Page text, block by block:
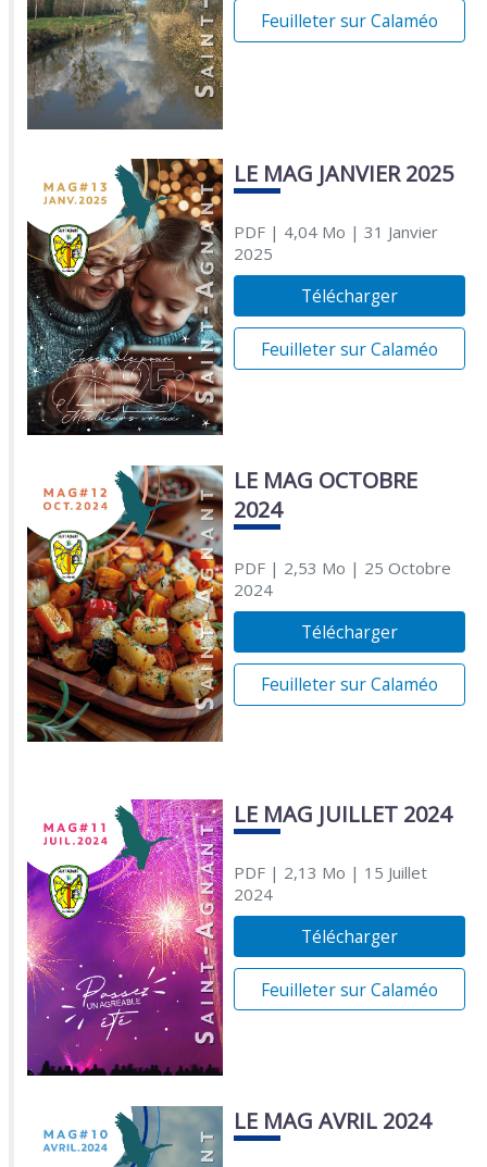
Feuilleter sur Calaméo
LE MAG JANVIER 2025
PDF| 4,04 Mo | 31 Janvier
2025
Télécharger
Feuilleter sur Calaméo
LE MAG OCTOBRE
2024
PDF| 2,53 Mo | 25 Octobre
2024
Télécharger
Feuilleter sur Calaméo
LE MAG JUILLET 2024
PDF| 2,13 Mo | 15 Juillet
2024
Télécharger
Feuilleter sur Calaméo
LE MAG AVRIL 2024